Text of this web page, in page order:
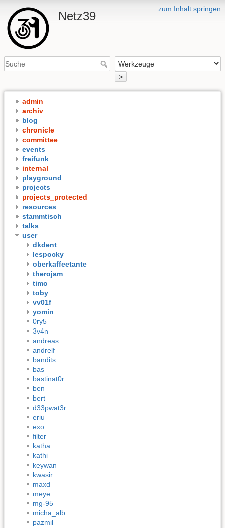
zum Inhalt springen
Netz39
>
admin
archiv
blog
chronicle
committee
events
freifunk
internal
playground
projects
projects_protected
resources
stammtisch
talks
user
dkdent
lespocky
oberkaffeetante
therojam
timo
toby
vv01f
yomin
0ry5
3v4n
andreas
andrelf
bandits
bas
bastinat0r
ben
bert
d33pwat3r
eriu
exo
filter
katha
kathi
keywan
kwasir
maxd
meye
mg-95
micha_alb
pazmil